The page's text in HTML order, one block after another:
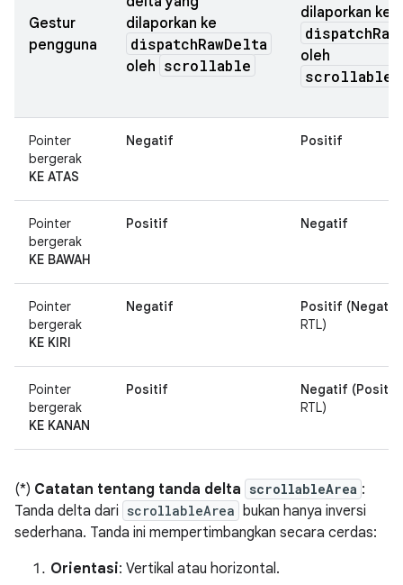
Gestur
pengguna
dilaporkan ke
dispatchRawDelta
oleh scrollable
dilaporkan ke
oleh
Pointer
bergerak
KE ATAS
Negatif Positif
Pointer
bergerak
KE BAWAH
Positif Negatif
Pointer
bergerak
KE KIRI
Negatif Positif (Negatif
RTL)
Pointer
bergerak
KE KANAN
Positif Negatif (Positif
RTL)
(*) Catatan tentang tanda delta scrollableArea :
Tanda delta dari scrollableArea bukan hanya inversi
sederhana. Tanda ini mempertimbangkan secara cerdas:
Orientasi: Vertikal atau horizontal.